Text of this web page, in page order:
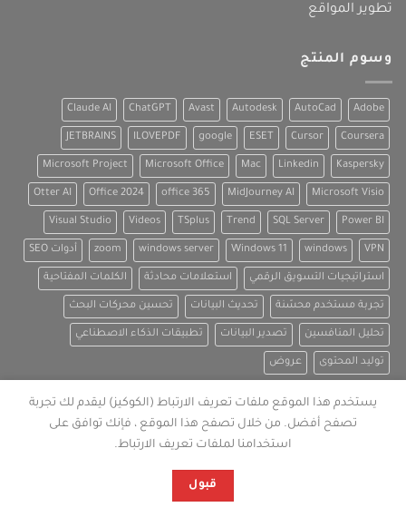
تطوير المواقع
وسوم المنتج
Adobe
AutoCad
Autodesk
Avast
ChatGPT
Claude AI
Coursera
Cursor
ESET
google
ILOVEPDF
JETBRAINS
Kaspersky
Linkedin
Mac
Microsoft Office
Microsoft Project
Microsoft Visio
MidJourney AI
office 365
Office 2024
Otter AI
Power BI
SQL Server
Trend
TSplus
Videos
Visual Studio
VPN
windows
Windows 11
windows server
zoom أدوات SEO
استراتيجيات التسويق الرقمي استعلامات محادثة الكلمات المفتاحية
تجربة مستخدم محسّنة تحديث البيانات تحسين محركات البحث
تحليل المنافسين تصدير البيانات تطبيقات الذكاء الاصطناعي
توليد المحتوى عروض
Copyright 2026 © LEZR.NET
يستخدم هذا الموقع ملفات تعريف الارتباط (الكوكيز) ليقدم لك تجربة
تصفح أفضل. من خلال تصفح هذا الموقع ، فإنك توافق على
استخدامنا لملفات تعريف الارتباط.
قبول